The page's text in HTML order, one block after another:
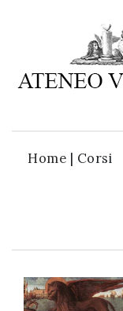
Home | Corsi
Ateneo
è
cultura
newsletter: